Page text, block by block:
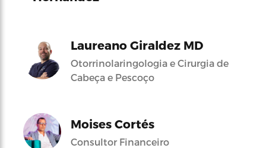
Laureano Giraldez MD
Otorrinolaringologia e Cirurgia de
Cabeça e Pescoço
Moises Cortés
Consultor Financeiro